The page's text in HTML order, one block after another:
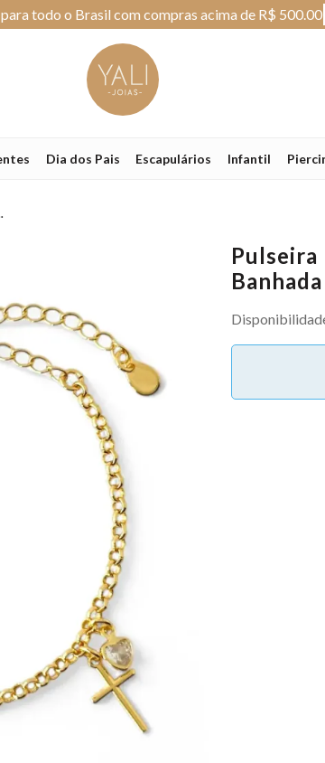
todo o Brasil com compras acima de R$ 500.00
Dia dos Pais Escapulários Infantil
Pulseira